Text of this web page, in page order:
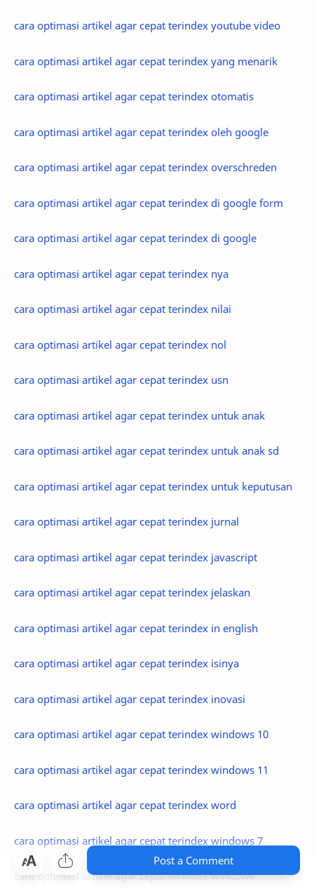
cara optimasi artikel agar cepat terindex youtube video
cara optimasi artikel agar cepat terindex yang menarik
cara optimasi artikel agar cepat terindex otomatis
cara optimasi artikel agar cepat terindex oleh google
cara optimasi artikel agar cepat terindex overschreden
cara optimasi artikel agar cepat terindex di google form
cara optimasi artikel agar cepat terindex di google
cara optimasi artikel agar cepat terindex nya
cara optimasi artikel agar cepat terindex nilai
cara optimasi artikel agar cepat terindex nol
cara optimasi artikel agar cepat terindex usn
cara optimasi artikel agar cepat terindex untuk anak
cara optimasi artikel agar cepat terindex untuk anak sd
cara optimasi artikel agar cepat terindex untuk keputusan
cara optimasi artikel agar cepat terindex jurnal
cara optimasi artikel agar cepat terindex javascript
cara optimasi artikel agar cepat terindex jelaskan
cara optimasi artikel agar cepat terindex in english
cara optimasi artikel agar cepat terindex isinya
cara optimasi artikel agar cepat terindex inovasi
cara optimasi artikel agar cepat terindex windows 10
cara optimasi artikel agar cepat terindex windows 11
cara optimasi artikel agar cepat terindex word
cara optimasi artikel agar cepat terindex windows 7
cara optimasi artikel agar cepat terindex windows
Post a Comment